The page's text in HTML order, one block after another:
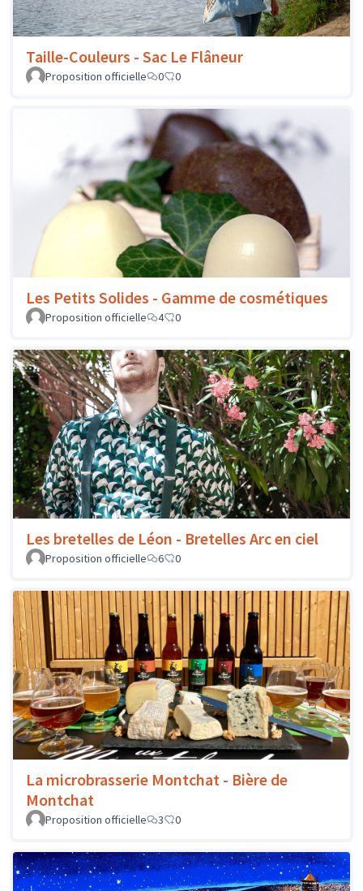
Taille-Couleurs - Sac Le Flâneur
Proposition officielle 0 0
Les Petits Solides - Gamme de cosmétiques
Proposition officielle 4 0
Les bretelles de Léon - Bretelles Arc en ciel
Proposition officielle 6 0
La microbrasserie Montchat - Bière de
Montchat
Proposition officielle 3 0